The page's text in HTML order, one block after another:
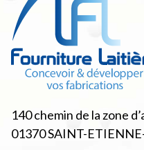
140 chemin de la zone
01370SAINT-